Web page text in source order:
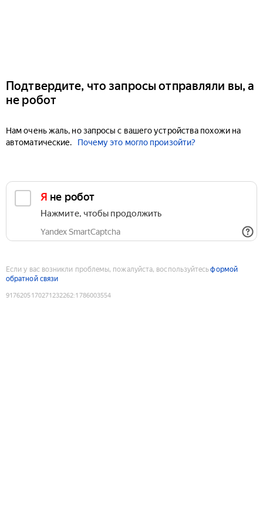
Подтвердите, что запросы отправляли вы, а
не робот
Нам очень жаль, но запросы с вашего устройства похожи на
автоматические.
Почему это могло произойти?
Я не робот
Нажмите, чтобы продолжить
Yandex SmartCaptcha
Если у вас возникли проблемы, пожалуйста, воспользуйтесьформой
обратной связи
9176205170271232262:1786003554